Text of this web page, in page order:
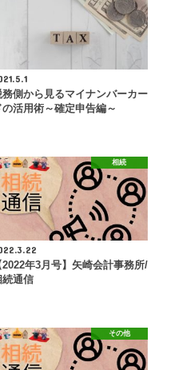
務側から見るマイナンバーカー
の活用術～確定申告編～
相続
2022年3月号】矢崎会計事務所/
続通信
その他